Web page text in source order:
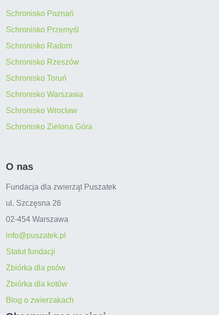
Schronisko Poznań
Schronisko Przemyśl
Schronisko Radom
Schronisko Rzeszów
Schronisko Toruń
Schronisko Warszawa
Schronisko Wrocław
Schronisko Zielona Góra
O nas
Fundacja dla zwierząt Puszatek
ul. Szczęsna 26
02-454 Warszawa
info@puszatek.pl
Statut fundacji
Zbiórka dla psów
Zbiórka dla kotów
Blog o zwierzakach